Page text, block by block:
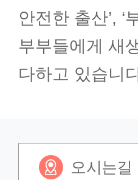
안전한 출산’, ‘
부부들에게 새
다하고 있습니
오시는길